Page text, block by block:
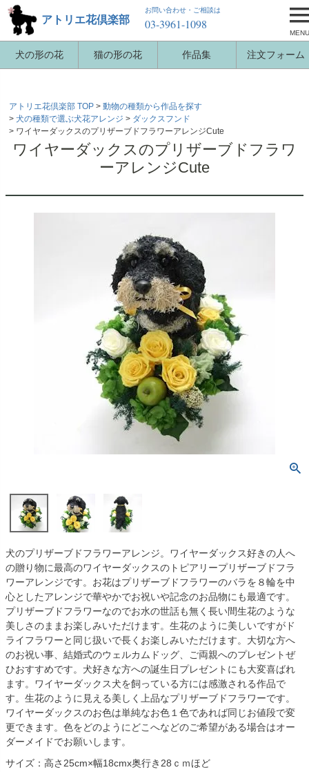
犬の形の花 猫の形の花 作品集 注文フォーム
アトリエ花倶楽部
お問い合わせ・ご相談は
03-3961-1098
MENU
アトリエ花倶楽部 TOP
動物の種類から作品を探す
犬の種類で選ぶ犬花アレンジ
ダックスフンド
ワイヤーダックスのプリザーブドフラワーアレンジCute
ワイヤーダックスのプリザーブドフラワ
ーアレンジCute
犬のプリザーブドフラワーアレンジ。ワイヤーダックス好きの人へ
の贈り物に最高のワイヤーダックスのトピアリープリザーブドフラ
ワーアレンジです。お花はプリザーブドフラワーのバラを８輪を中
心としたアレンジで華やかでお祝いや記念のお品物にも最適です。
プリザーブドフラワーなのでお水の世話も無く長い間生花のような
美しさのままお楽しみいただけます。生花のように美しいですがド
ライフラワーと同じ扱いで長くお楽しみいただけます。大切な方へ
のお祝い事、結婚式のウェルカムドッグ、ご両親へのプレゼントぜ
ひおすすめです。犬好きな方への誕生日プレゼントにも大変喜ばれ
ます。ワイヤーダックス犬を飼っている方には感激される作品で
す。生花のように見える美しく上品なプリザーブドフラワーです。
ワイヤーダックスのお色は単純なお色１色であれば同じお値段で変
更できます。色をどのようにどこへなどのご希望がある場合はオー
ダーメイドでお願いします。
サイズ：高さ25cm×幅18cmx奥行き28ｃｍほど